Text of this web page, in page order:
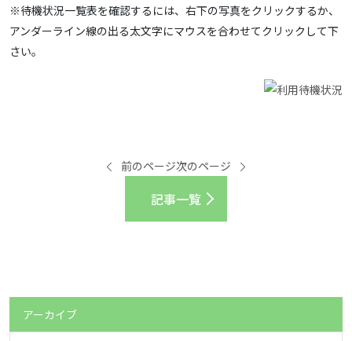
※待機状況一覧表を確認するには、右下の写真をクリックするか、
アンダーライン線の出る太文字にマウスを合わせてクリックして下
さい。
前のページ
記事一覧
次のページ
アーカイブ